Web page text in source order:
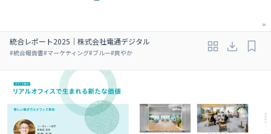
統合レポート2025｜株式会社電通デジタル
#統合報告書#マーケティング#ブルー#爽やか